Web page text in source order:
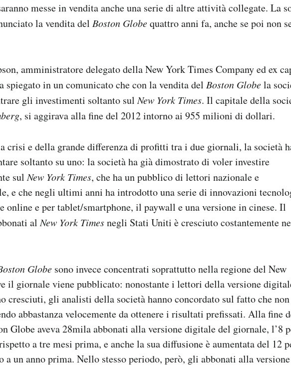
messe in vendita anche una serie di altre attività collegate. La
la vendita del Boston Globequattro anni fa, anche se poi non
amministratore delegato della New York Times Company ed ex
spiegato in un comunicato che con la vendita del Boston Globela
gli investimenti soltanto sulNew York Times. Il capitale della
, si aggirava alla fine del 2012 intorno ai 955 milioni di dollari.
crisi e della grande differenza di profitti tra i due giornali, la società
soltanto su uno: la società ha già dimostrato di voler investire
sulNew York Times, che ha un pubblico di lettori nazionale e
e che negli ultimi anni ha introdotto una serie di innovazioni
online e per tablet/smartphone, il paywall e una versione in cinese. Il
alNew York Timesnegli Stati Uniti è cresciuto costantemente
Globe sono invece concentrati soprattutto nella regione del New
il giornale viene pubblicato: nonostante i lettori della versione
cresciuti, gli analisti della società hanno concordato sul fatto che non
abbastanza velocemente da ottenere i risultati prefissati. Alla fine
Globe aveva 28mila abbonati alla versione digitale del giornale, l’8
a tre mesi prima, e anche la sua diffusione è aumentata del 12
a un anno prima. Nello stesso periodo, però, gli abbonati alla versione